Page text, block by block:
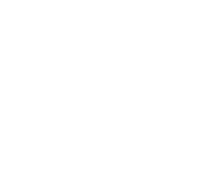
vista ✨